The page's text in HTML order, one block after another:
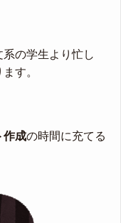
の学生より忙し
す。
作成の時間に充てる